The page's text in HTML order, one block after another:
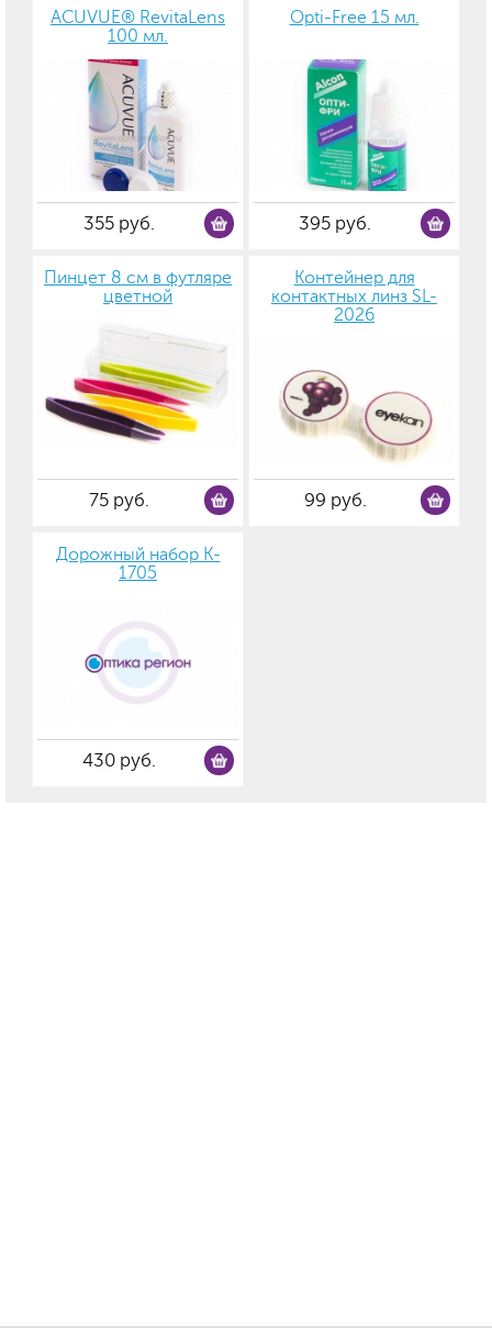
ACUVUE® RevitaLens
100 мл.
355 руб.
Opti-Free 15 мл.
395 руб.
Пинцет 8 см в футляре
цветной
75 руб.
Контейнер для
контактных линз SL-
2026
99 руб.
Дорожный набор K-
1705
430 руб.